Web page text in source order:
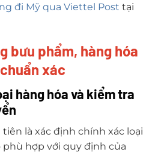
đi Mỹ qua Viettel Post tại
bưu phẩm, hàng hóa
xác
hàng hóa và kiểm tra
là xác định chính xác loại
phù hợp với quy định của